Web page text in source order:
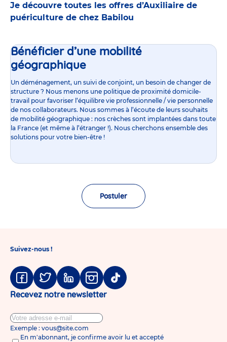
Je découvre toutes les offres d’Auxiliaire de
puériculture de chez Babilou
Bénéficier d’une mobilité
géographique
Un déménagement, un suivi de conjoint, un besoin de changer de
structure ? Nous menons une politique de proximité domicile-
travail pour favoriser l’équilibre vie professionnelle / vie personnelle
de nos collaborateurs. Nous sommes à l’écoute de leurs souhaits
de mobilité géographique : nos crèches sont implantées dans toute
la France (et même à l’étranger !). Nous cherchons ensemble des
solutions pour votre bien-être !
Postuler
Suivez-nous !
Facebook
TwitterLinkedinInstagram
Tiktok
Recevez notre newsletter
Exemple : vous@site.com
En m'abonnant, je confirme avoir lu et accepté